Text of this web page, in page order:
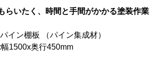
らいたく、時間と手間がかかる塗装作
パイン棚板 （パイン集成材）
1500x奥行450mm